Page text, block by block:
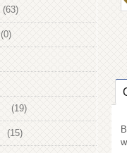
(63)
(0)
(19)
(15)